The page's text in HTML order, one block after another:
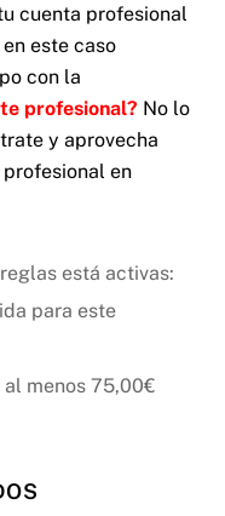
cuenta profesional
este caso
con la
profesional? No lo
y aprovecha
en
está activas:
para este
al menos75,00€